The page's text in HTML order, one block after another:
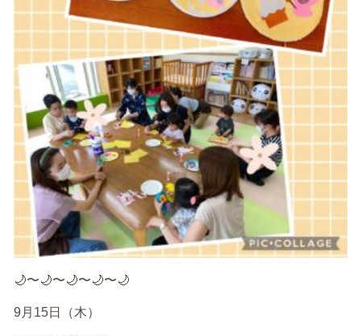
🌙〜🌙〜🌙〜🌙〜🌙
9月15日（木）